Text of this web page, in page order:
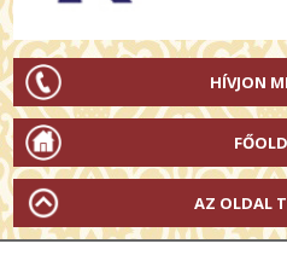
HÍVJON
AZ OLDAL